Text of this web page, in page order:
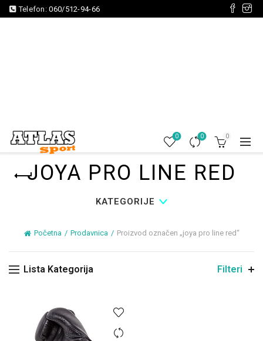
Telefon:060/512-94-66
0 0 0
JOYA PRO LINE RED
KATEGORIJE
Početna Prodavnica Proizvod označen „joya pro line red“
Lista Kategorija Filteri